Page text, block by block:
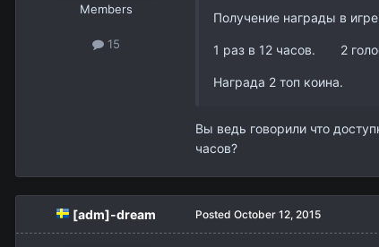
Members
15
Получение награды в
1 раз в 12 часов. 2
Награда 2 топ коина.
Вы ведь говорили что
часов?
[adm]-dream Posted October 12, 2015